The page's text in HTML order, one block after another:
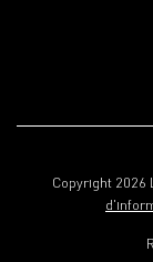
Copyright 2026